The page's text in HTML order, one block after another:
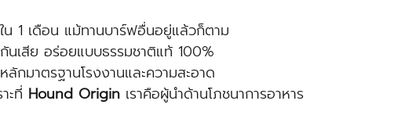
1 เดือน แม้ทานบาร์ฟอื่นอยู่แล้วก็ตาม
นเสีย อร่อยแบบธรรมชาติแท้ 100%
กมาตรฐานโรงงานและความสะอาด
ะที่ Hound Origin เราคือผู้นำด้านโภชนาการอาหาร